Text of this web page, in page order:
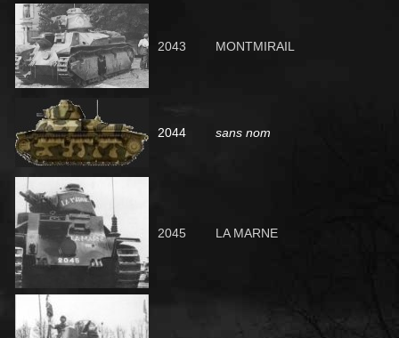
2043 MONTMIRAIL
2044 sans nom
2045 LA MARNE